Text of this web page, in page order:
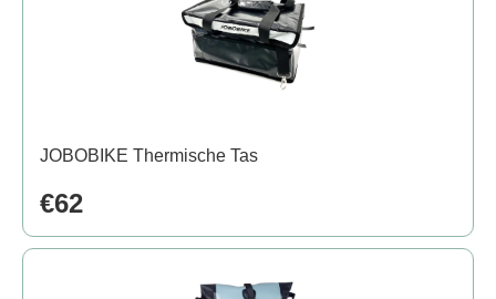
JOBOBIKE Thermische Tas
€62